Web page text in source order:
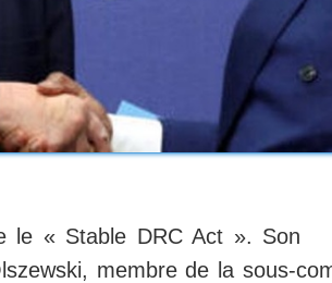
le « Stable DRC Act ». Son
membre de la sous-